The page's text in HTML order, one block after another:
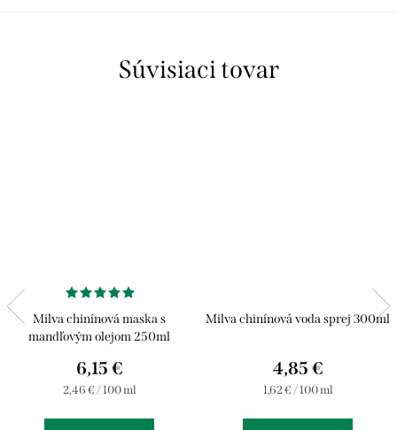
Súvisiaci tovar
Milva chinínová maska s
mandľovým olejom 250ml
6,15 €
Jednotková
2,46 € / 100 ml
Milva chinínová voda sprej 300ml
4,85 €
Jednotková
1,62 € / 100 ml